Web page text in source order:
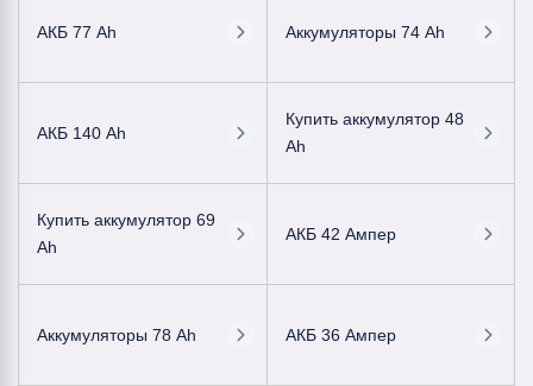
АКБ 77 Ah Аккумуляторы 74 Ah
АКБ 140 Ah
Купить аккумулятор 48
Ah
Купить аккумулятор 69
Ah
АКБ 42 Ампер
Аккумуляторы 78 Ah АКБ 36 Ампер